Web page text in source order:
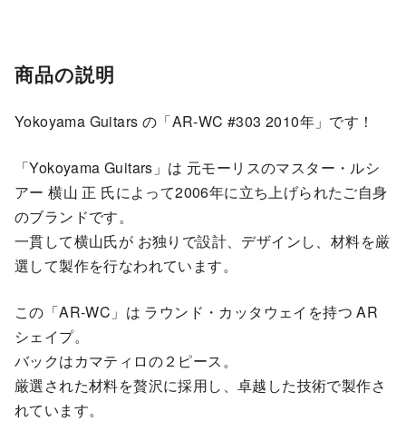
商品の説明
Yokoyama Guitars の「AR-WC #303 2010年」です！
「Yokoyama Guitars」は 元モーリスのマスター・ルシ
アー 横山 正 氏によって2006年に立ち上げられたご自身
のブランドです。
一貫して横山氏が お独りで設計、デザインし、材料を厳
選して製作を行なわれています。
この「AR-WC」は ラウンド・カッタウェイを持つ AR
シェイプ。
バックはカマティロの２ピース。
厳選された材料を贅沢に採用し、卓越した技術で製作さ
れています。